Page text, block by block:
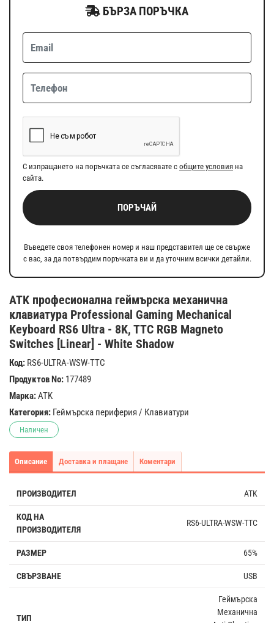
ATK професионална геймърска механична
клавиатура Professional Gaming Mechanical
Keyboard RS6 Ultra - 8K, TTC RGB Magneto
Switches [Linear] - White Shadow
Код: RS6-ULTRA-WSW-TTC
Продуктов No: 177489
Марка:ATK
Категория: Геймърска периферия / Клавиатури
Наличен
БЪРЗА ПОРЪЧКА
С изпращането на поръчката се съгласявате с общите условия на
сайта.
ПОРЪЧАЙ
Въведете своя телефонен номер и наш представител ще се свърже
с вас, за да потвърдим поръчката ви и да уточним всички детайли.
Описание Доставка и плащане Коментари
ПРОИЗВОДИТЕЛ ATK
КОД НА
ПРОИЗВОДИТЕЛЯ
RS6-ULTRA-WSW-TTC
РАЗМЕР 65%
СВЪРЗВАНЕ USB
ТИП
Геймърска
Механична